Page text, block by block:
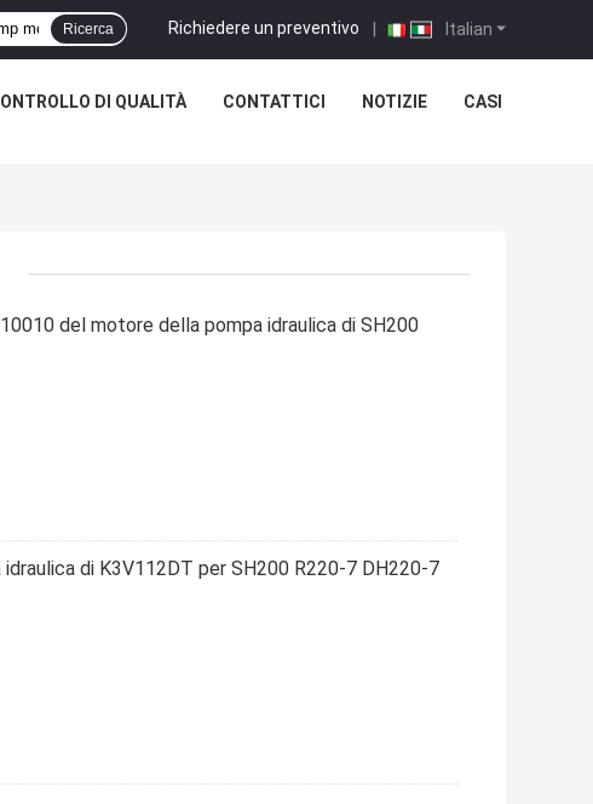
Italian
Richiedere un preventivo |
Ricerca
DI QUALITÀ CONTATTICI NOTIZIE CASI
del motore della pompa idraulica di SH200
di K3V112DT per SH200 R220-7 DH220-7